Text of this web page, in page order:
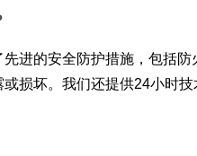
进的安全防护措施，包括
损坏。我们还提供24小时